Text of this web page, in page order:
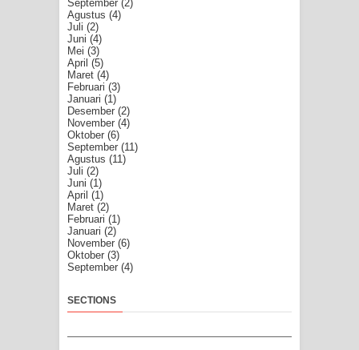
September (2)
Agustus (4)
Juli (2)
Juni (4)
Mei (3)
April (5)
Maret (4)
Februari (3)
Januari (1)
Desember (2)
November (4)
Oktober (6)
September (11)
Agustus (11)
Juli (2)
Juni (1)
April (1)
Maret (2)
Februari (1)
Januari (2)
November (6)
Oktober (3)
September (4)
SECTIONS